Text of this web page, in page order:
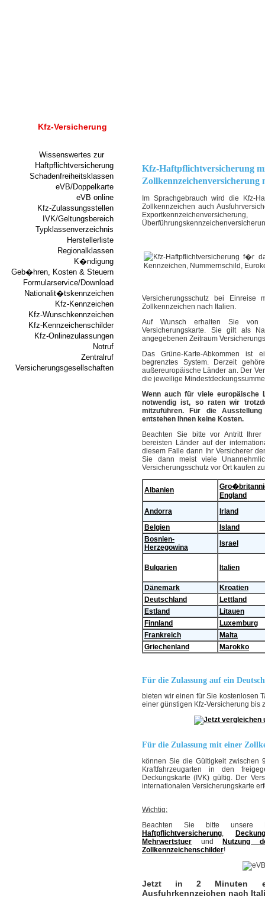
Kfz-Versicherung
Wissenswertes zur
Haftpflichtversicherung
Schadenfreiheitsklassen
eVB/Doppelkarte
eVB online
Kfz-Zulassungsstellen
IVK/Geltungsbereich
Typklassenverzeichnis
Herstellerliste
Regionalklassen
K�ndigung
Geb�hren, Kosten & Steuern
Formularservice/Download
Nationalit�tskennzeichen
Kfz-Kennzeichen
Kfz-Wunschkennzeichen
Kfz-Kennzeichenschilder
Kfz-Onlinezulassungen
Notruf
Zentralruf
Versicherungsgesellschaften
Kfz-Haftpflichtversicherung
Im Sprachgebrauch wird die Kfz-
Zollkennzeichen auch
Versicherungsschutz bei
Zollkennzeichen nach Italien.
Auf Wunsch erhalten Sie von
Versicherungskarte. Sie gilt als
angegebenen Zeitraum
Das Grüne-Karte-Abkommen ist
begrenztes System. Derzeit
außereuropäische Länder an. Der
die jeweilige
Wenn auch für viele europäische
notwendig ist, so raten wir
mitzuführen. Für die
entstehen Ihnen keine Kosten.
Beachten Sie bitte vor Antritt
bereisten Länder auf der
diesem Falle dann Ihr Versicherer
Sie dann meist viele
Versicherungsschutz vor Ort kaufen
Albanien
England
Andorra
Irland
Belgien
Island
Bosnien-
Herzegowina
Israel
Bulgarien Italien
Dänemark
Kroatien
Deutschland
Lettland
Estland
Litauen
Finnland
Luxemburg
Frankreich
Malta
Griechenland
Marokko
Für die Zulassung auf ein
bieten wir einen für Sie kostenlosen
einer günstigen Kfz-Versicherung bis
Für die Zulassung mit einer
können Sie die Gültigkeit
Kraftfahrzeugarten in den
Deckungskarte (IVK) gültig. Der
internationalen Versicherungskarte
Wichtig:
Beachten Sie bitte unsere
Haftpflichtversicherung,
Mehrwertstuer und
Nutzung
Zollkennzeichenschilder!
Jetzt in 2 Minuten
Ausfuhrkennzeichen nach